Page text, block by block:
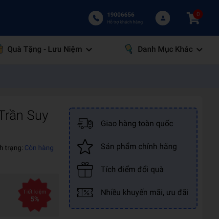
19006656
Hỗ trợ khách hàng
0
Quà Tặng - Lưu Niệm Danh Mục Khác
Suy
trạng: Còn hàng
Tiết kiệm
5%
Giao hàng toàn quốc
Sản phẩm chính hãng
Tích điểm đổi quà
Nhiều khuyến mãi, ưu đãi